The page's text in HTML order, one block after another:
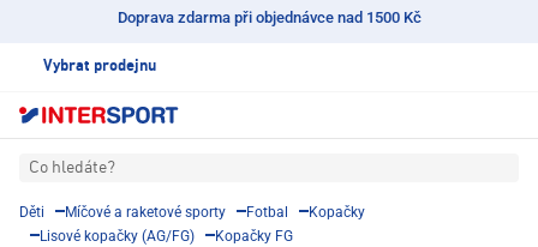
Doprava zdarma při objednávce nad 1500 Kč
Vybrat prodejnu
Co hledáte?
Děti Míčové a raketové sporty Fotbal
Kopačky
Lisové kopačky (AG/FG)
Kopačky FG